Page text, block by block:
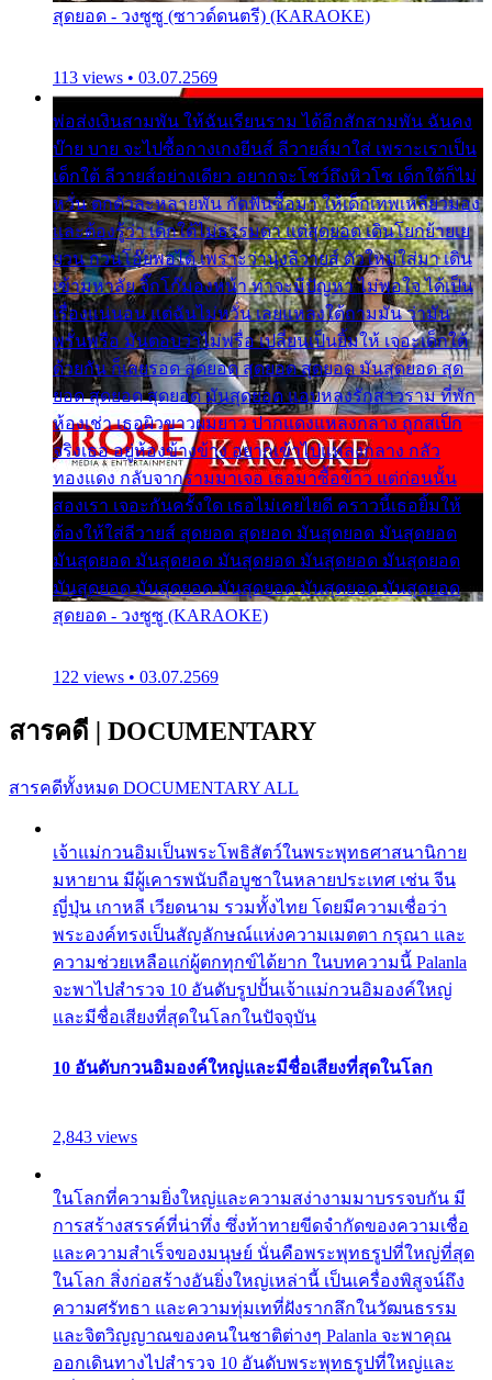
สุดยอด - วงซูซู (ซาวด์ดนตรี) (KARAOKE)
113 views • 03.07.2569
พ่อส่งเงินสามพัน ให้ฉันเรียนราม ได้อีกสักสามพัน ฉันคง
บ๊าย บาย จะไปซื้อกางเกงยีนส์ ลีวายส์มาใส่ เพราะเราเป็น
เด็กใต้ ลีวายส์อย่างเดียว อยากจะโชว์ถึงหิวโซ เด็กใต้ก็ไม่
หวั่น ตกตัวละหลายพัน กัดฟันซื้อมา ให้เด็กเทพเหลียวมอง
และต้องรู้ว่า เด็กใต้ไม่ธรรมดา แต่สุดยอด เดินโยกย้ายเย
ยวน กวนโอ๊ยพอได้ เพราะว่านุ่งลีวายส์ ตัวใหม่ใส่มา เดิน
เข้ามหาลัย จิ๊กโก๊มองหน้า ท่าจะมีปัญหา ไม่พอใจ ได้เป็น
เรื่องแน่นอน แต่ฉันไม่หวั่น เลยแหลงใต้ถามมัน ว่ามัน
พรั่นพรือ มันตอบว่าไม่พรื่อ เปลี่ยนเป็นยิ้มให้ เจอะเด็กใต้
ด้วยกัน ก็เลยรอด สุดยอด สุดยอด สุดยอด มันสุดยอด สุด
ยอด สุดยอด สุดยอด มันสุดยอด แอบหลงรักสาวราม ที่พัก
ห้องเช่า เธอผิวขาวผมยาว ปากแดงแหลงกลาง ถูกสเป็ก
จริงเธอ อยู่ห้องข้างข้าง อยากเข้าไปแหลงกลาง กลัว
ทองแดง กลับจากรามมาเจอ เธอมาซื้อข้าว แต่ก่อนนั้น
สองเรา เจอะกันครั้งใด เธอไม่เคยไยดี คราวนี้เธอยิ้มให้
ต้องให้ใส่ลีวายส์ สุดยอด สุดยอด มันสุดยอด มันสุดยอด
มันสุดยอด มันสุดยอด มันสุดยอด มันสุดยอด มันสุดยอด
มันสุดยอด มันสุดยอด มันสุดยอด มันสุดยอด มันสุดยอด
สุดยอด - วงซูซู (KARAOKE)
122 views • 03.07.2569
สารคดี | DOCUMENTARY
สารคดีทั้งหมด DOCUMENTARY ALL
เจ้าแม่กวนอิมเป็นพระโพธิสัตว์ในพระพุทธศาสนานิกาย
มหายาน มีผู้เคารพนับถือบูชาในหลายประเทศ เช่น จีน
ญี่ปุ่น เกาหลี เวียดนาม รวมทั้งไทย โดยมีความเชื่อว่า
พระองค์ทรงเป็นสัญลักษณ์แห่งความเมตตา กรุณา และ
ความช่วยเหลือแก่ผู้ตกทุกข์ได้ยาก ในบทความนี้ Palanla
จะพาไปสำรวจ 10 อันดับรูปปั้นเจ้าแม่กวนอิมองค์ใหญ่
และมีชื่อเสียงที่สุดในโลกในปัจจุบัน
10 อันดับกวนอิมองค์ใหญ่และมีชื่อเสียงที่สุดในโลก
2,843 views
ในโลกที่ความยิ่งใหญ่และความสง่างามมาบรรจบกัน มี
การสร้างสรรค์ที่น่าทึ่ง ซึ่งท้าทายขีดจำกัดของความเชื่อ
และความสำเร็จของมนุษย์ นั่นคือพระพุทธรูปที่ใหญ่ที่สุด
ในโลก สิ่งก่อสร้างอันยิ่งใหญ่เหล่านี้ เป็นเครื่องพิสูจน์ถึง
ความศรัทธา และความทุ่มเทที่ฝังรากลึกในวัฒนธรรม
และจิตวิญญาณของคนในชาติต่างๆ Palanla จะพาคุณ
ออกเดินทางไปสำรวจ 10 อันดับพระพุทธรูปที่ใหญ่และ